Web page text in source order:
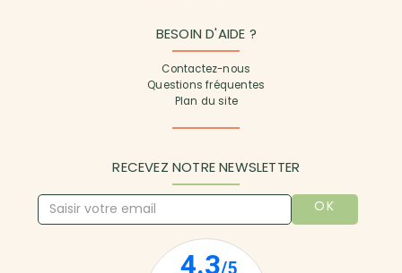
BESOIN D'AIDE ?
Contactez-nous
Questions fréquentes
Plan du site
RECEVEZ NOTRE NEWSLETTER
OK